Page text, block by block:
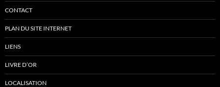
CONTACT
PLAN DU SITE INTERNET
LIENS
LIVRE D’OR
LOCALISATION